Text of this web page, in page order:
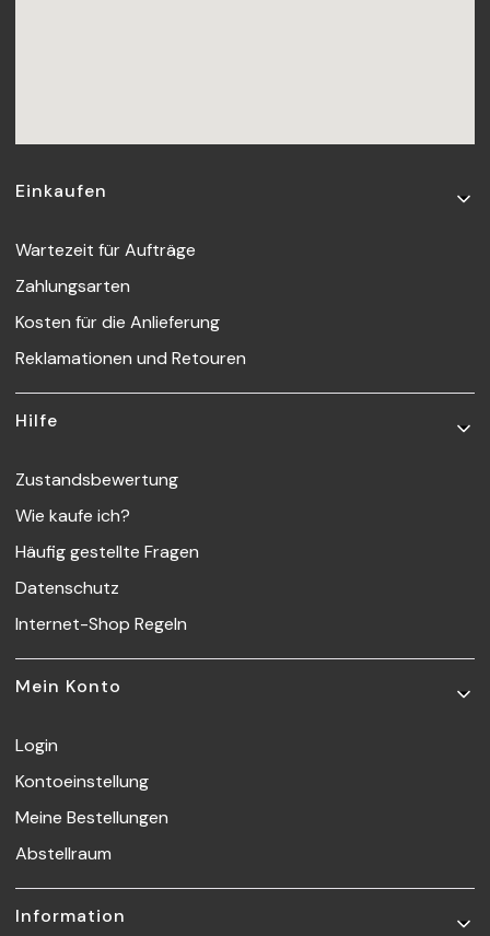
Fußzeilenmenü
Einkaufen
Wartezeit für Aufträge
Zahlungsarten
Kosten für die Anlieferung
Reklamationen und Retouren
Hilfe
Zustandsbewertung
Wie kaufe ich?
Häufig gestellte Fragen
Datenschutz
Internet-Shop Regeln
Mein Konto
Login
Kontoeinstellung
Meine Bestellungen
Abstellraum
Information